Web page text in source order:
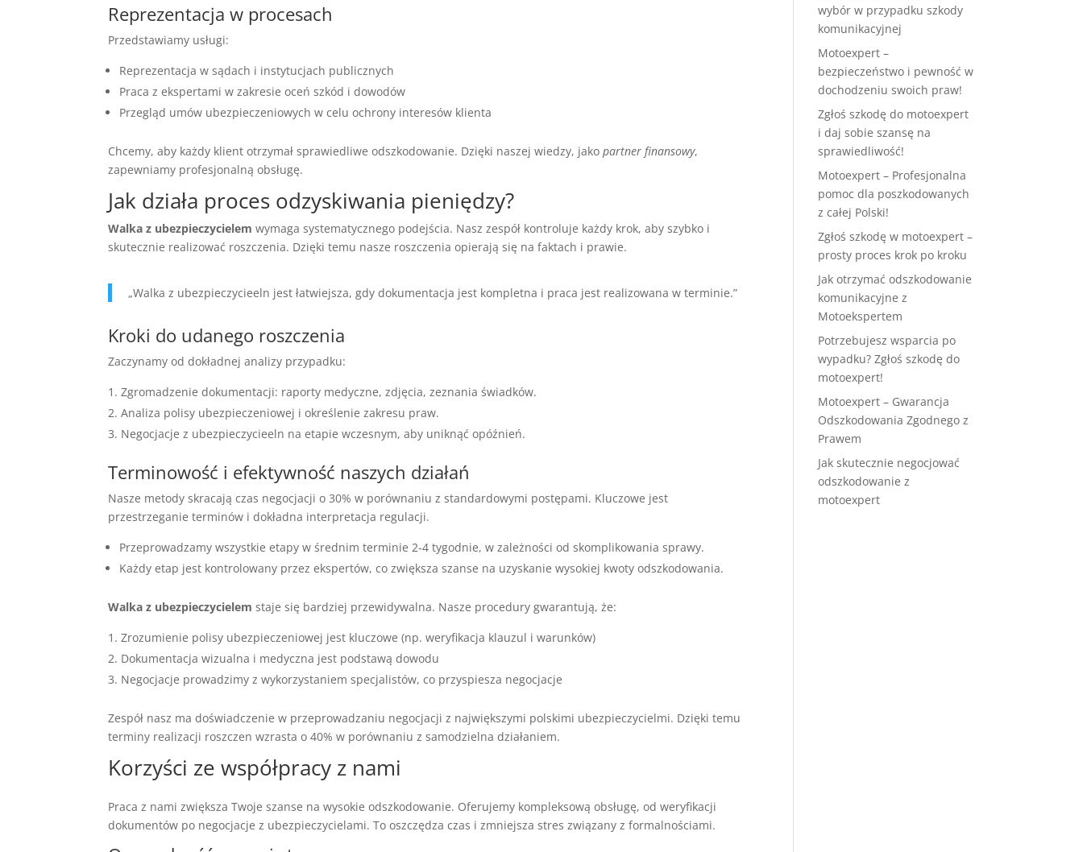
Reprezentacja w procesach
Przedstawiamy usługi:
Reprezentacja w sądach i instytucjach publicznych
Praca z ekspertami w zakresie oceń szkód i dowodów
Przegląd umów ubezpieczeniowych w celu ochrony interesów klienta
Chcemy, aby każdy klient otrzymał sprawiedliwe odszkodowanie. Dzięki naszej wiedzy, jakopartner finansowy,
zapewniamy profesjonalną obsługę.
Jak działa proces odzyskiwania pieniędzy?
Walka z ubezpieczycielem wymaga systematycznego podejścia. Nasz zespół kontroluje każdy krok, aby szybko i
skutecznie realizować roszczenia. Dzięki temu nasze roszczenia opierają się na faktach i prawie.
„Walka z ubezpieczycieeln jest łatwiejsza, gdy dokumentacja jest kompletna i praca jest realizowana w terminie.”
Kroki do udanego roszczenia
Zaczynamy od dokładnej analizy przypadku:
Zgromadzenie dokumentacji: raporty medyczne, zdjęcia, zeznania świadków.
Analiza polisy ubezpieczeniowej i określenie zakresu praw.
Negocjacje z ubezpieczycieeln na etapie wczesnym, aby uniknąć opóźnień.
Terminowość i efektywność naszych działań
Nasze metody skracają czas negocjacji o 30% w porównaniu z standardowymi postępami. Kluczowe jest
przestrzeganie terminów i dokładna interpretacja regulacji.
Przeprowadzamy wszystkie etapy w średnim terminie 2-4 tygodnie, w zależności od skomplikowania sprawy.
Każdy etap jest kontrolowany przez ekspertów, co zwiększa szanse na uzyskanie wysokiej kwoty odszkodowania.
Walka z ubezpieczycielem staje się bardziej przewidywalna. Nasze procedury gwarantują, że:
Zrozumienie polisy ubezpieczeniowej jest kluczowe (np. weryfikacja klauzul i warunków)
Dokumentacja wizualna i medyczna jest podstawą dowodu
Negocjacje prowadzimy z wykorzystaniem specjalistów, co przyspiesza negocjacje
Zespół nasz ma doświadczenie w przeprowadzaniu negocjacji z największymi polskimi ubezpieczycielmi. Dzięki temu
terminy realizacji roszczen wzrasta o 40% w porównaniu z samodzielna działaniem.
Korzyści ze współpracy z nami
Praca z nami zwiększa Twoje szanse na wysokie odszkodowanie. Oferujemy kompleksową obsługę, od weryfikacji
dokumentów po negocjacje z ubezpieczycielami. To oszczędza czas i zmniejsza stres związany z formalnościami.
wybór w przypadku szkody
komunikacyjnej
Motoexpert –
bezpieczeństwo i pewność w
dochodzeniu swoich praw!
Zgłoś szkodę do motoexpert
i daj sobie szansę na
sprawiedliwość!
Motoexpert – Profesjonalna
pomoc dla poszkodowanych
z całej Polski!
Zgłoś szkodę w motoexpert –
prosty proces krok po kroku
Jak otrzymać odszkodowanie
komunikacyjne z
Motoekspertem
Potrzebujesz wsparcia po
wypadku? Zgłoś szkodę do
motoexpert!
Motoexpert – Gwarancja
Odszkodowania Zgodnego z
Prawem
Jak skutecznie negocjować
odszkodowanie z
motoexpert